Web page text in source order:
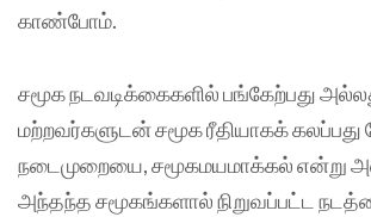
காண்போம்.
சமூக நடவடிக்கைகளில் பங்கேற்பது
மற்றவர்களுடன் சமூக ரீதியாகக்
நடைமுறையை, சமூகமயமாக்கல் என்று
அந்தந்த சமூகங்களால் நிறுவப்பட்ட